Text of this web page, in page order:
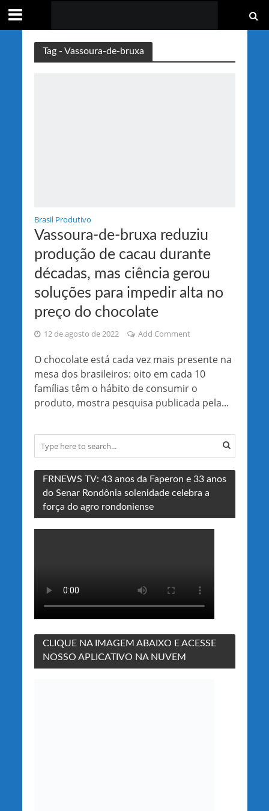
Tag - Vassoura-de-bruxa
Brasil Produtivo
Vassoura-de-bruxa reduziu
produção de cacau durante
décadas, mas ciência gerou
soluções para impedir alta no
preço do chocolate
12 de agosto de 2022 Add Comment
O chocolate está cada vez mais presente na
mesa dos brasileiros: oito em cada 10
famílias têm o hábito de consumir o
produto, mostra pesquisa publicada pela...
FRNEWS TV: 43 anos da Faperon e 33 anos
do Senar Rondônia solenidade celebra a
força do agro rondoniense
CLIQUE NA IMAGEM ABAIXO E ACESSE
NOSSO APLICATIVO NA NUVEM